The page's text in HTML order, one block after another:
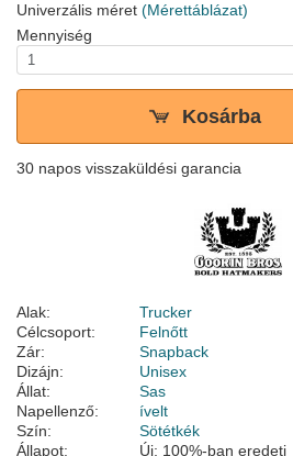
Univerzális méret (Mérettáblázat)
Mennyiség
Kosárba
30 napos visszaküldési garancia
Alak:
Trucker
Célcsoport:
Felnőtt
Zár:
Snapback
Dizájn:
Unisex
Állat:
Sas
Napellenző:
ívelt
Szín:
Sötétkék
Állapot:
Új; 100%-ban eredeti